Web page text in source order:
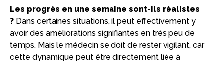
Les progrès en une semaine sont-ils réalistes
? Dans certaines situations, il peut effectivement y
avoir des améliorations signifiantes en très peu de
temps. Mais le médecin se doit de rester vigilant, car
cette dynamique peut être directement liée à